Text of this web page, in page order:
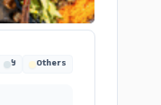
५ Others